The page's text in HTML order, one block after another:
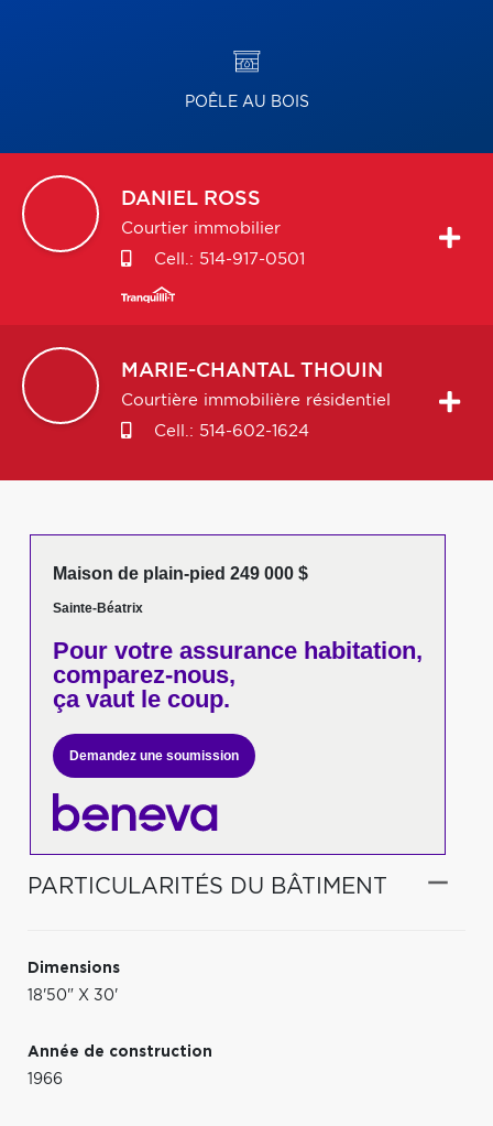
POÊLE AU BOIS
DANIEL ROSS
Courtier immobilier
Cell.: 514-917-0501
MARIE-CHANTAL THOUIN
Courtière immobilière résidentiel
Cell.: 514-602-1624
Maison de plain-pied 249 000 $
Sainte-Béatrix
Pour votreassurance habitation,
comparez-nous,
ça vaut le coup.
Demandez une soumission
PARTICULARITÉS DU BÂTIMENT
Dimensions
18'50" X 30'
Année de construction
1966